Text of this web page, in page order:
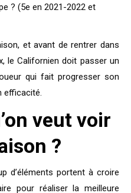
? (5e en 2021-2022 et
et avant de rentrer dans
le Californien doit passer un
qui fait progresser son
efficacité.
veut voir
?
d’éléments portent à croire
pour réaliser la meilleure